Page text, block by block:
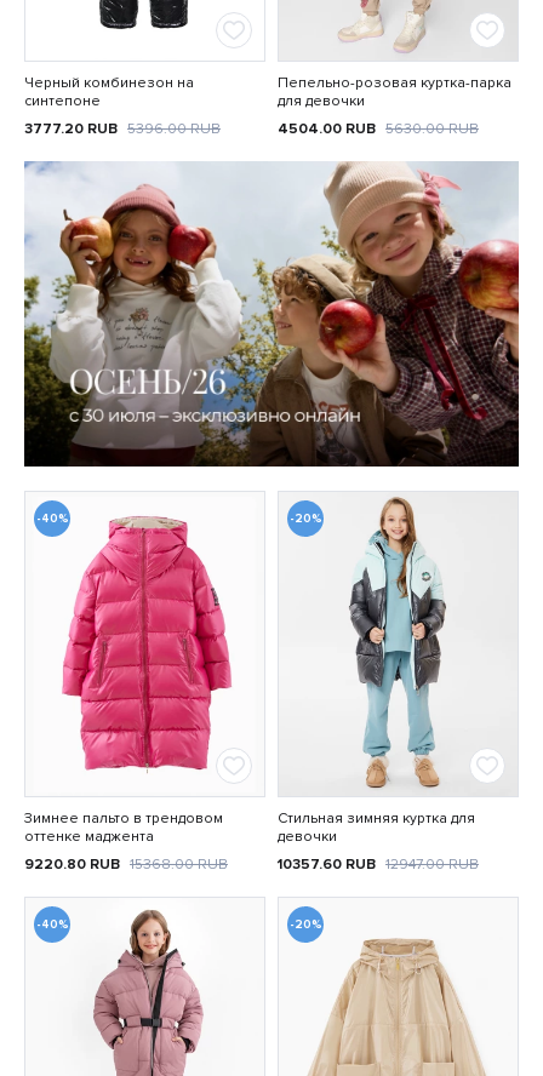
Черный комбинезон на
синтепоне
3777.20 RUB 5396.00RUB
Пепельно-розовая куртка-парка
для девочки
4504.00 RUB 5630.00RUB
-40%
Зимнее пальто в трендовом
оттенке маджента
9220.80 RUB 15368.00RUB
-20%
Стильная зимняя куртка для
девочки
10357.60 RUB 12947.00RUB
-40% -20%